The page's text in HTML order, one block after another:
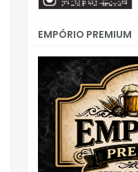
EMPÓRIO PREMIUM